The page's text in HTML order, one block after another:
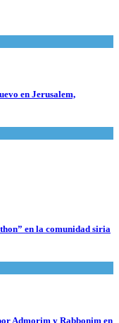
en Jerusalem,
en la comunidad siria
Admorim y Rabbonim en